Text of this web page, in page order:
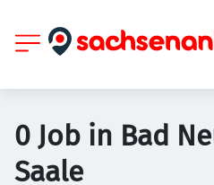
0 Job in Bad
Saale